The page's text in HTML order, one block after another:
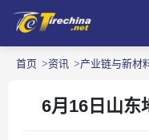
首页 资讯 产业链与新材
6月16日山东